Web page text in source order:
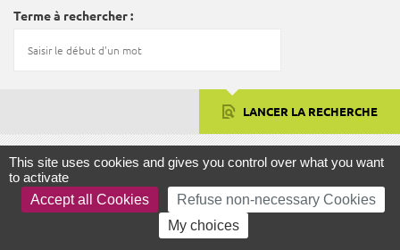
Terme à rechercher
LANCER LA RECHERCHE
FOCUS
This site uses cookies and gives you control over what you want
to activate
Accept all Cookies
Refuse non-necessary Cookies
My choices